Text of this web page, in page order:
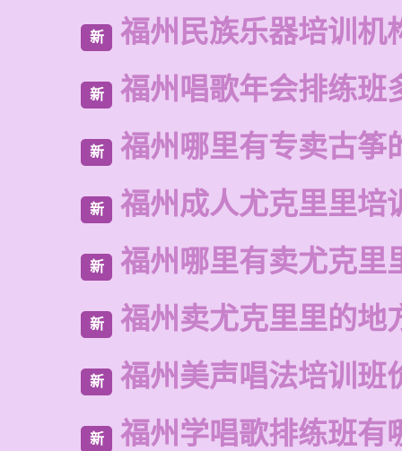
新 福州民族乐器培训机
新 福州唱歌年会排练班
新 福州哪里有专卖古筝
新 福州成人尤克里里培
新 福州哪里有卖尤克里
新 福州卖尤克里里的地
新 福州美声唱法培训班
新 福州学唱歌排练班有